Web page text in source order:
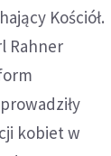
Kościół.
Rahner
kobiet w